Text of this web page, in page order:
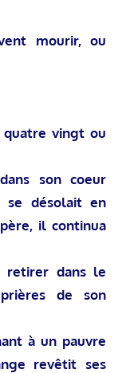
mourir, ou
quatre vingt ou
son coeur
se désolait en
il continua
retirer dans le
de son
à un pauvre
revêtit ses